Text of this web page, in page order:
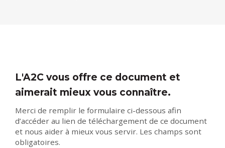
L'A2C vous offre ce document et
aimerait mieux vous connaître.
Merci de remplir le formulaire ci-dessous afin
d’accéder au lien de téléchargement de ce document
et nous aider à mieux vous servir. Les champs sont
obligatoires.